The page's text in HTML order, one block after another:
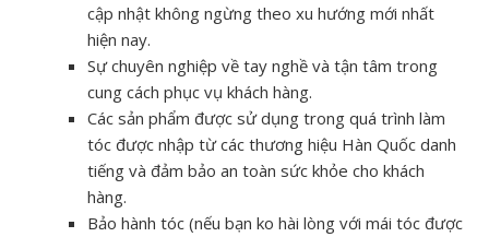
cập nhật không ngừng theo xu hướng mới nhất
hiện nay.
Sự chuyên nghiệp về tay nghề và tận tâm trong
cung cách phục vụ khách hàng.
Các sản phẩm được sử dụng trong quá trình làm
tóc được nhập từ các thương hiệu Hàn Quốc danh
tiếng và đảm bảo an toàn sức khỏe cho khách
hàng.
Bảo hành tóc (nếu bạn ko hài lòng với mái tóc được